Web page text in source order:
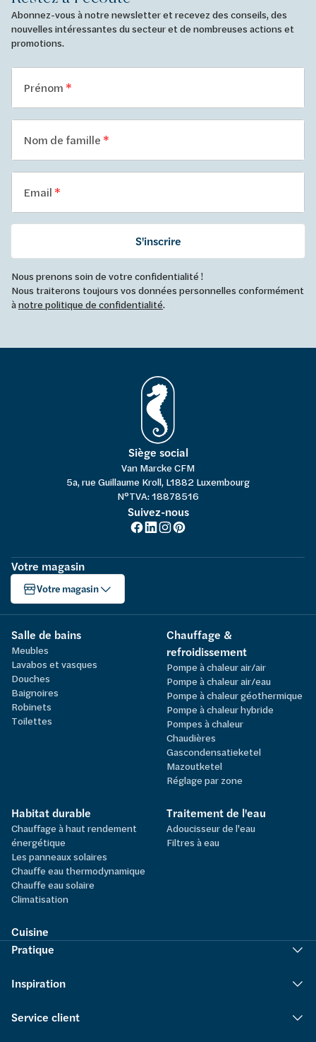
Abonnez-vous à notre newsletter et recevez des conseils, des
nouvelles intéressantes du secteur et de nombreuses actions et
promotions.
Prénom
Nom de famille
Email
S'inscrire
Nous prenons soin de votre confidentialité !
Nous traiterons toujours vos données personnelles conformément
ànotre politique de confidentialité.
Siège social
Van Marcke CFM
5a, rue Guillaume Kroll, L1882 Luxembourg
N°TVA: 18878516
Suivez-nous
Votre magasin
Votre magasin
Salle de bains
Meubles
Lavabos et vasques
Douches
Baignoires
Robinets
Toilettes
Chauffage &
refroidissement
Pompe à chaleur air/air
Pompe à chaleur air/eau
Pompe à chaleur géothermique
Pompe à chaleur hybride
Pompes à chaleur
Chaudières
Gascondensatieketel
Mazoutketel
Réglage par zone
Habitat durable
Chauffage à haut rendement
énergétique
Les panneaux solaires
Chauffe eau thermodynamique
Chauffe eau solaire
Climatisation
Traitement de l'eau
Adoucisseur de l'eau
Filtres à eau
Cuisine
Pratique
Inspiration
Service client